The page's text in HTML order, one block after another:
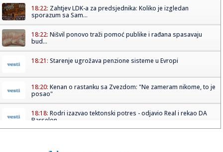
18:22: Zahtjev LDK-a za predsjednika: Koliko je izgledan
sporazum sa Sam...
18:22: Nišvil ponovo traži pomoć publike i rađana spasavaju
bud...
18:21: Starenje ugrožava penzione sisteme u Evropi
18:20: Kenan o rastanku sa Zvezdom: "Ne zameram nikome, to je
posao"
18:18: Rodri izazvao tektonski potres - odjavio Real i rekao DA
Barselon...